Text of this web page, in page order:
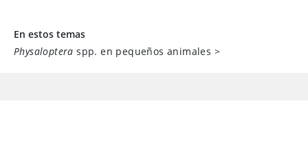
En estos temas
Physaloptera spp. en pequeños animales >